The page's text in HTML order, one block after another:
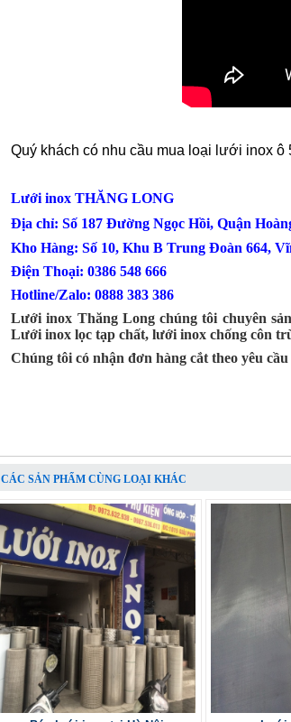
Quý khách có nhu cầu mua loại lưới inox ô
Lưới inox THĂNG LONG
Địa chỉ: Số 187 Đường Ngọc Hồi, Quận
Kho Hàng: Số 10, Khu B Trung Đoàn 664,
Điện Thoại: 0386 548 666
Hotline/Zalo: 0888 383 386
Lưới inox Thăng Long chúng tôi chuyên
Lưới inox lọc tạp chất, lưới inox chống côn
Chúng tôi có nhận đơn hàng cắt theo yêu
CÁC SẢN PHẨM CÙNG LOẠI KHÁC